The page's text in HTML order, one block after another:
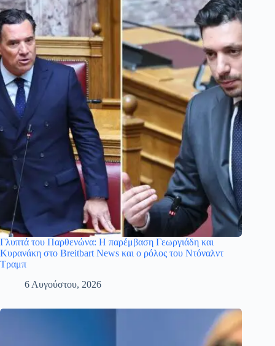
Γλυπτά του Παρθενώνα: Η παρέμβαση Γεωργιάδη και
Κυρανάκη στο Breitbart News και ο ρόλος του Ντόναλντ
Τραμπ
6 Αυγούστου, 2026